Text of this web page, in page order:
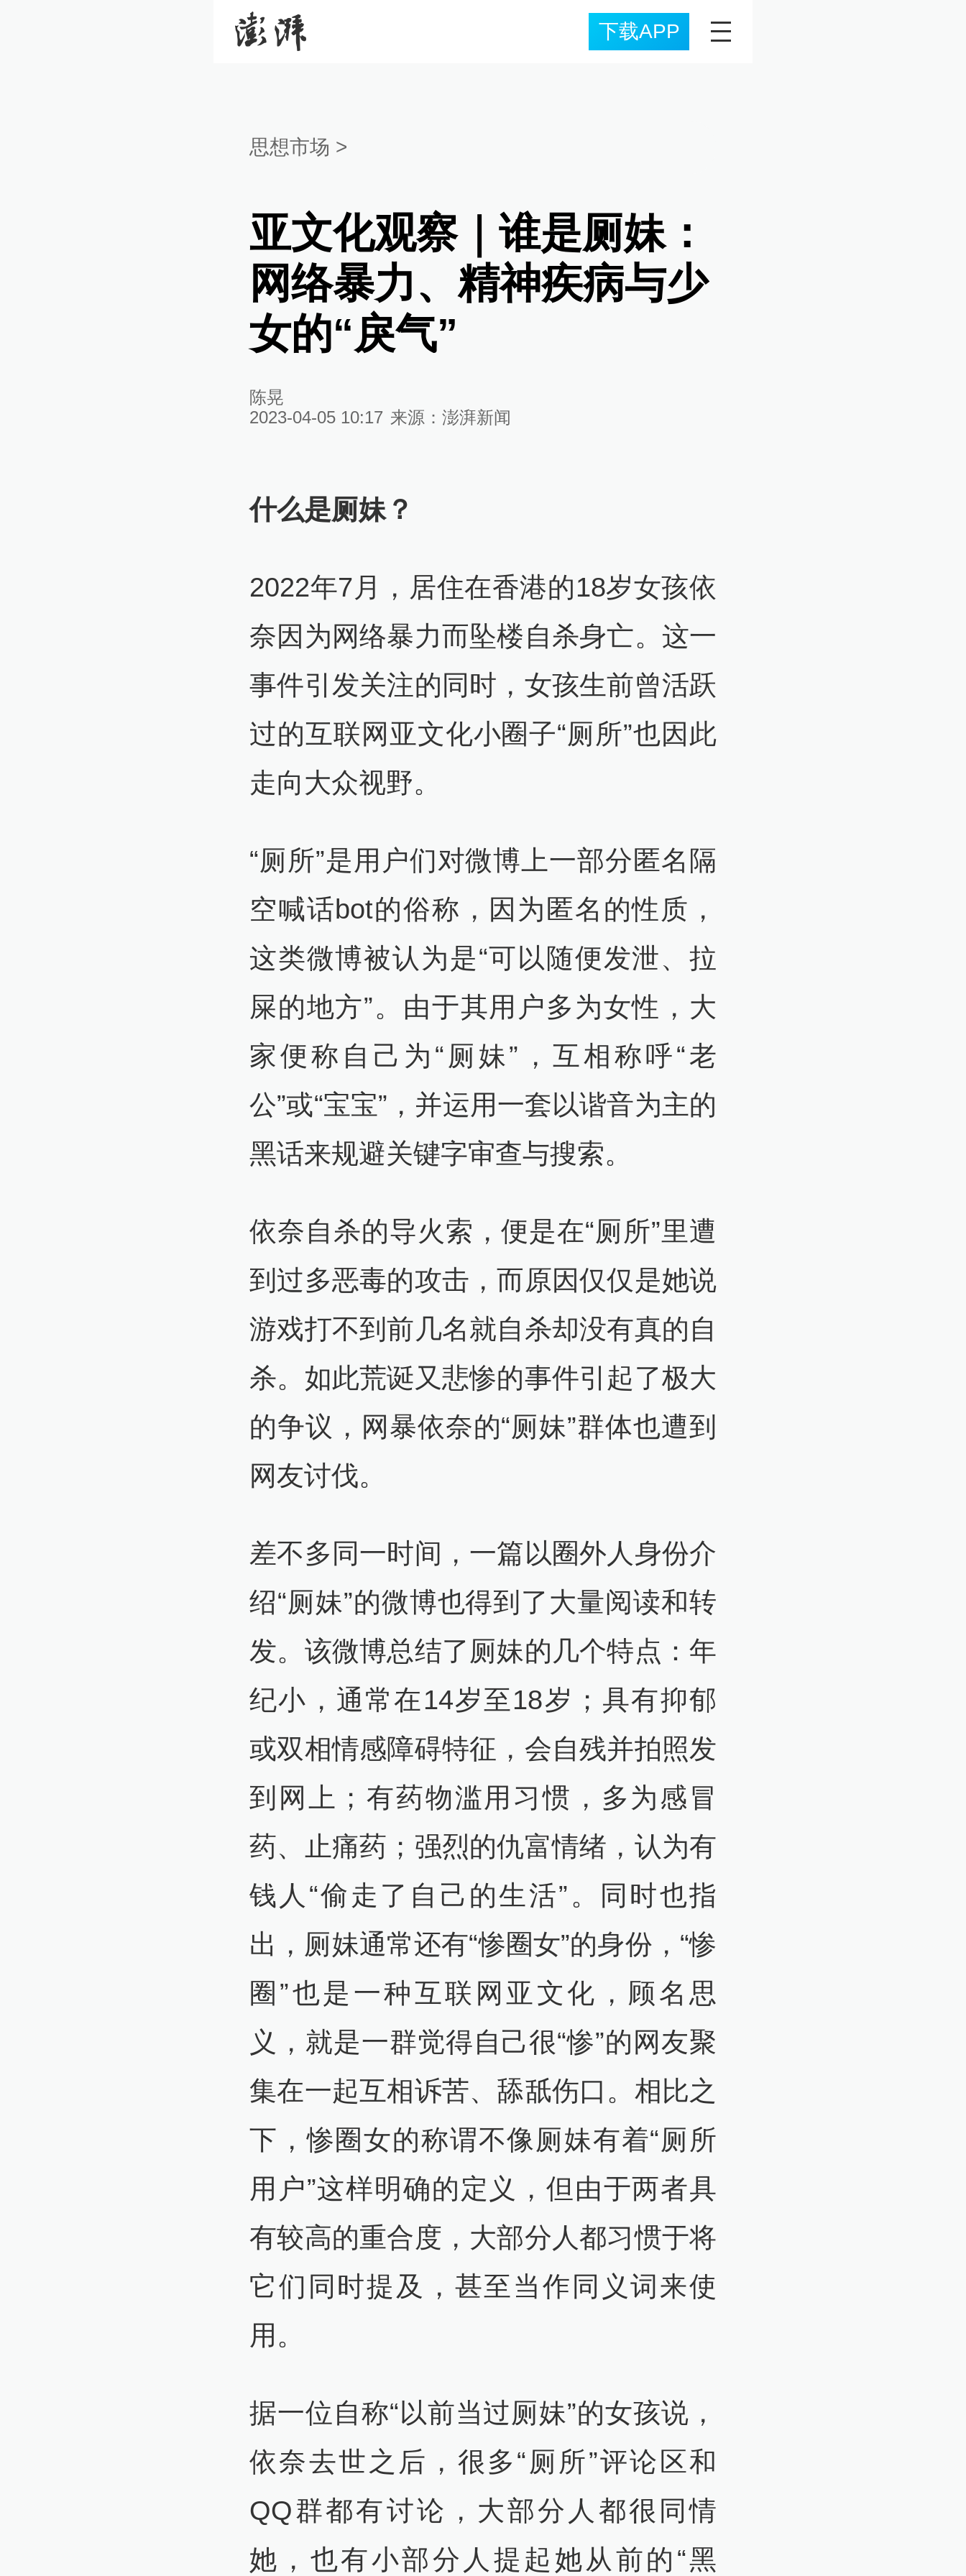
下载APP
思想市场 >
亚文化观察｜谁是厕妹：
网络暴力、精神疾病与少
女的“戾气”
陈晃
2023-04-05 10:17 来源： 澎湃新闻
什么是厕妹？
2022年7月，居住在香港的18岁女孩依
奈因为网络暴力而坠楼自杀身亡。这一
事件引发关注的同时，女孩生前曾活跃
过的互联网亚文化小圈子“厕所”也因此
走向大众视野。
“厕所”是用户们对微博上一部分匿名隔
空喊话bot的俗称，因为匿名的性质，
这类微博被认为是“可以随便发泄、拉
屎的地方”。由于其用户多为女性，大
家便称自己为“厕妹”，互相称呼“老
公”或“宝宝”，并运用一套以谐音为主的
黑话来规避关键字审查与搜索。
依奈自杀的导火索，便是在“厕所”里遭
到过多恶毒的攻击，而原因仅仅是她说
游戏打不到前几名就自杀却没有真的自
杀。如此荒诞又悲惨的事件引起了极大
的争议，网暴依奈的“厕妹”群体也遭到
网友讨伐。
差不多同一时间，一篇以圈外人身份介
绍“厕妹”的微博也得到了大量阅读和转
发。该微博总结了厕妹的几个特点：年
纪小，通常在14岁至18岁；具有抑郁
或双相情感障碍特征，会自残并拍照发
到网上；有药物滥用习惯，多为感冒
药、止痛药；强烈的仇富情绪，认为有
钱人“偷走了自己的生活”。同时也指
出，厕妹通常还有“惨圈女”的身份，“惨
圈”也是一种互联网亚文化，顾名思
义，就是一群觉得自己很“惨”的网友聚
集在一起互相诉苦、舔舐伤口。相比之
下，惨圈女的称谓不像厕妹有着“厕所
用户”这样明确的定义，但由于两者具
有较高的重合度，大部分人都习惯于将
它们同时提及，甚至当作同义词来使
用。
据一位自称“以前当过厕妹”的女孩说，
依奈去世之后，很多“厕所”评论区和
QQ群都有讨论，大部分人都很同情
她，也有小部分人提起她从前的“黑